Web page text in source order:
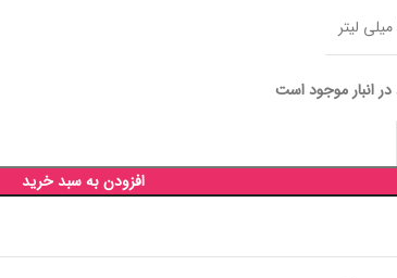
افزودن به سبد خرید